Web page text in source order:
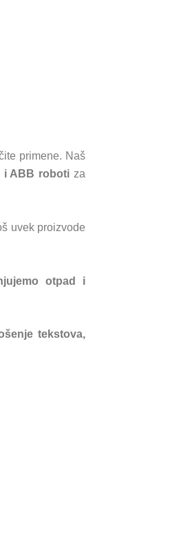
primene. Naš
i ABB roboti za
uvek proizvode
otpad i
tekstova,